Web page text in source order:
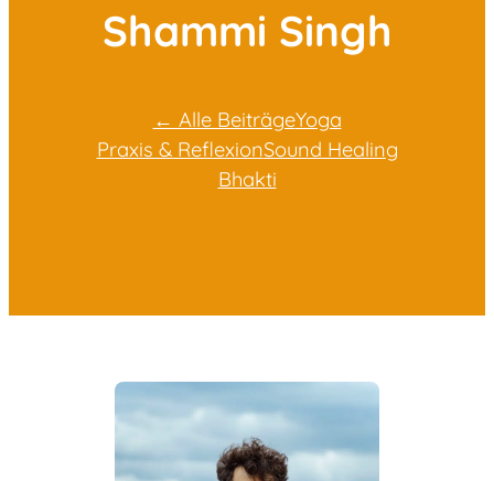
Shammi Singh
← Alle BeiträgeYoga
Praxis & ReflexionSound Healing
Bhakti